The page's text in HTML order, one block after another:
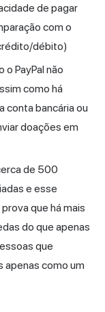
de pagar
com o
débito)
o PayPal não
como há
conta bancária ou
doações em
de 500
e esse
que há mais
do que apenas
que
como um